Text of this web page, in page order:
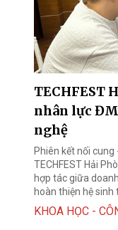
TECHFEST
nhân lực
nghệ
Phiên kết nối
TECHFEST Hải
hợp tác giữa
hoàn thiện hệ sinh
KHOA HỌC -